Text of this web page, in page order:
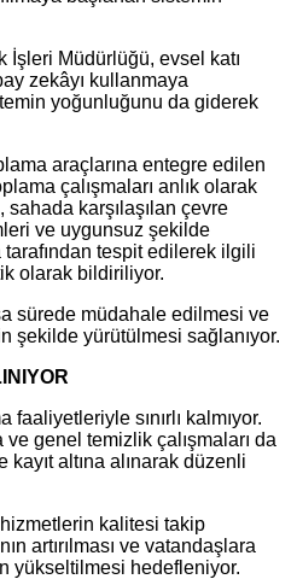
İşleri Müdürlüğü, evsel katı
zekâyı kullanmaya
yoğunluğunu da giderek
araçlarına entegre edilen
çalışmaları anlık olarak
sahada karşılaşılan çevre
ve uygunsuz şekilde
tarafından tespit edilerek ilgili
olarak bildiriliyor.
sürede müdahale edilmesi ve
şekilde yürütülmesi sağlanıyor.
faaliyetleriyle sınırlı kalmıyor.
genel temizlik çalışmaları da
altına alınarak düzenli
kalitesi takip
artırılması ve vatandaşlara
yükseltilmesi hedefleniyor.